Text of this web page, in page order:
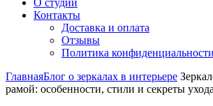
О студии
Контакты
Доставка и оплата
Отзывы
Политика конфиденциальности
ГлавнаяБлог о зеркалах в интерьере
рамой: особенности, стили и секреты ухода